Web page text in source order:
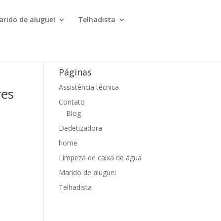
de aluguel Telhadista
Páginas
Assistência técnica
Contato
Blog
Dedetizadora
home
Limpeza de caixa de água
Marido de aluguel
Telhadista